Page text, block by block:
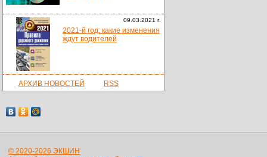
09.03.2021 г.
2021-й год: какие изменения
ждут водителей
АРХИВ НОВОСТЕЙ RSS
© 2020-2026 ЭКШИН